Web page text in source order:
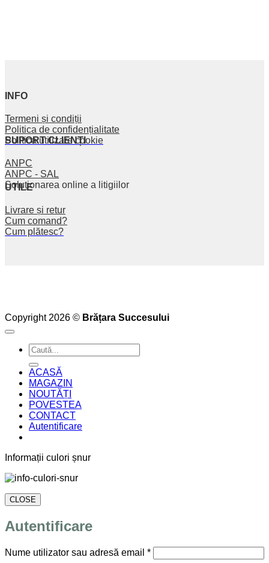
INFO
Termeni și condiții
Politica de confidențialitate
Politica utilizare cookie
SUPORT CLIENȚI
ANPC
ANPC - SAL
Soluționarea online a litigiilor
UTILE
Livrare și retur
Cum comand?
Cum plătesc?
Copyright 2026 © Brățara Succesului
Caută
după:
ACASĂ
MAGAZIN
NOUTĂȚI
POVESTEA
CONTACT
Autentificare
Informații culori șnur
CLOSE
Autentificare
Nume utilizator sau adresă email *Obligatoriu